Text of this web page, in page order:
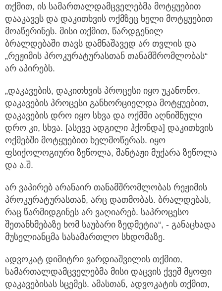
თქმით, ის სამართალდამცველებმა მოტყუებით
დააკავეს და დაკითხვის ოქმზეც ხელი მოტყუებით
მოაწერინეს. მისი თქმით, წარდგენილ
ბრალდებაში თავს დამნაშავედ არ თვლის და
„რეჟიმის პროკურატურასთან თანამშრომლობას“
არ აპირებს.
„დაკავების, დაკითხვის პროცესი იყო უკანონო.
დაკავების პროცესი განხორციელდა მოტყუებით,
დაკავების დრო იყო სხვა და ოქმში აღნიშნული
დრო კი, სხვა. [ასევე ადგილი ჰქონდა] დაკითხვის
ოქმებში მოტყუებით ხელმოწერას. იყო
ფსიქოლოგიური ზეწოლა, შანტაჟი მუქარა ზეწოლა
და ა.შ.
არ ვაპირებ არანაირ თანამშრომლობას რეჟიმის
პროკურატურასთან, არც დათმობას. ბრალდებას,
რაც წარმიდგინეს არ ვაღიარებ. საპროცესო
შეთანხმებაზე ხომ საუბარი ზედმეტია“, - განაცხადა
მუსელიანცმა სასამართლო სხდომაზე.
ადვოკატ დიმიტრი ვარდიაშვილის თქმით,
სამართალდამცველებმა მისი დაცვის ქვეშ მყოფი
დაკავებისას სცემეს. ამასთან, ადვოკატის თქმით,